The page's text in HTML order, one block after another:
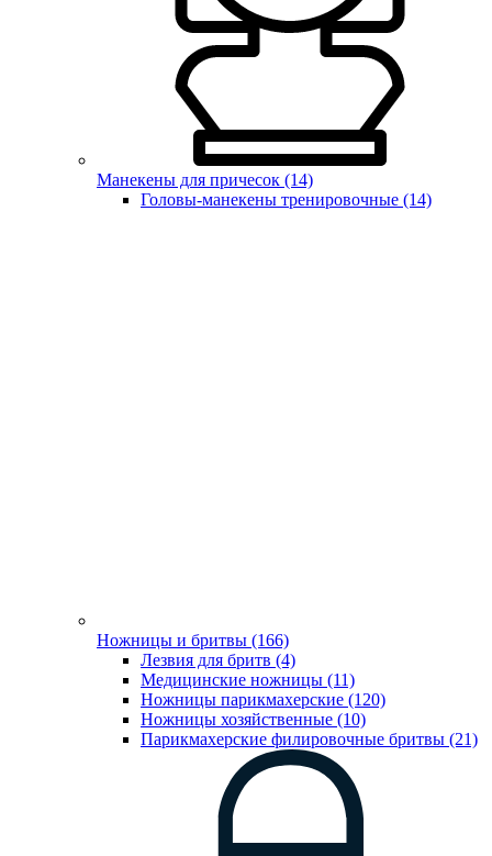
Манекены для причесок (14)
Головы-манекены тренировочные (14)
Ножницы и бритвы (166)
Лезвия для бритв (4)
Медицинские ножницы (11)
Ножницы парикмахерские (120)
Ножницы хозяйственные (10)
Парикмахерские филировочные бритвы (21)